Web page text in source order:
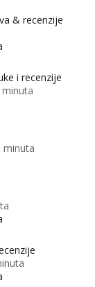
& recenzije
i recenzije
minuta